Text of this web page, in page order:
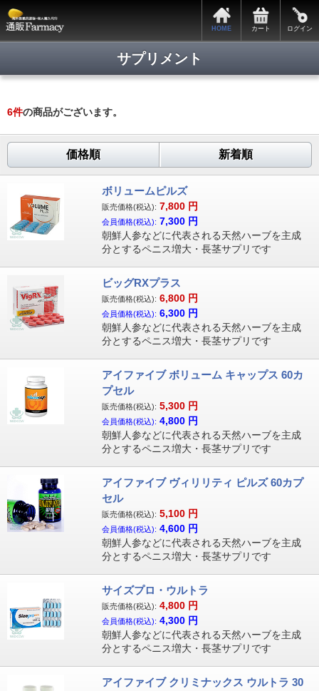
HOME カート ログイン
サプリメント
6件の商品がございます。
価格順 新着順
ボリュームピルズ
販売価格(税込): 7,800 円
会員価格(税込): 7,300 円
朝鮮人参などに代表される天然ハーブを主成
分とするペニス増大・長茎サプリです
ビッグRXプラス
販売価格(税込): 6,800 円
会員価格(税込): 6,300 円
朝鮮人参などに代表される天然ハーブを主成
分とするペニス増大・長茎サプリです
アイファイブ ボリューム キャップス 60カ
プセル
販売価格(税込): 5,300 円
会員価格(税込): 4,800 円
朝鮮人参などに代表される天然ハーブを主成
分とするペニス増大・長茎サプリです
アイファイブ ヴィリリティ ピルズ 60カプ
セル
販売価格(税込): 5,100 円
会員価格(税込): 4,600 円
朝鮮人参などに代表される天然ハーブを主成
分とするペニス増大・長茎サプリです
サイズプロ・ウルトラ
販売価格(税込): 4,800 円
会員価格(税込): 4,300 円
朝鮮人参などに代表される天然ハーブを主成
分とするペニス増大・長茎サプリです
アイファイブ クリミナックス ウルトラ 30